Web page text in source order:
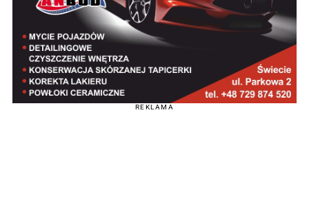
REKLAMA